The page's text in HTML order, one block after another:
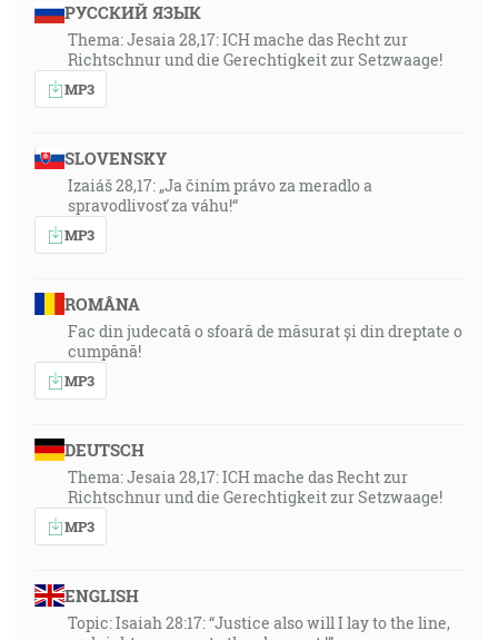
РУССКИЙ ЯЗЫК
Thema: Jesaia 28,17: ICH mache das Recht zur
Richtschnur und die Gerechtigkeit zur Setzwaage!
MP3
SLOVENSKY
Izaiáš 28,17: „Ja činím právo za meradlo a
spravodlivosť za váhu!“
MP3
ROMÂNA
Fac din judecată o sfoară de măsurat și din dreptate o
cumpănă!
MP3
DEUTSCH
Thema: Jesaia 28,17: ICH mache das Recht zur
Richtschnur und die Gerechtigkeit zur Setzwaage!
MP3
ENGLISH
Topic: Isaiah 28:17: “Justice also will I lay to the line,